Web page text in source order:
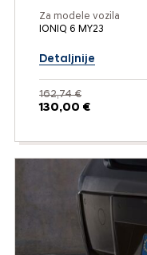
Za modele vozila
IONIQ 6 MY23
Detaljnije
162,74 €
130,00 €